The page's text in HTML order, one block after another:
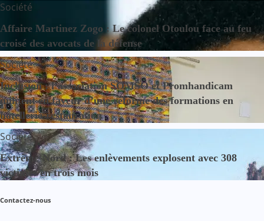
Société
Affaire Martinez Zogo : Le colonel Otoulou face au feu
croisé des avocats de la défense
Société
Inclusion : l’association SOMSO et Promhandicam
militent en faveur d’une réforme des formations en
hôtellerie-restauration
Société
Extrême-Nord : Les enlèvements explosent avec 308
victimes en trois mois
Contactez-nous